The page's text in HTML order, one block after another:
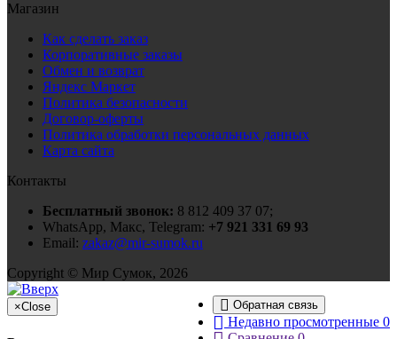
Магазин
Как сделать заказ
Корпоративные заказы
Обмен и возврат
Яндекс Маркет
Политика безопасности
Договор-оферты
Политика обработки персональных данных
Карта сайта
Контакты
Бесплатный звонок: 8 812 409 37 07;
WhatsApp, Макс, Telegram: +7 921 331 69 93
Email: zakaz@mir-sumok.ru
Copyright © Мир Сумок, 2026
Обратная связь
Недавно просмотренные 0
×Close